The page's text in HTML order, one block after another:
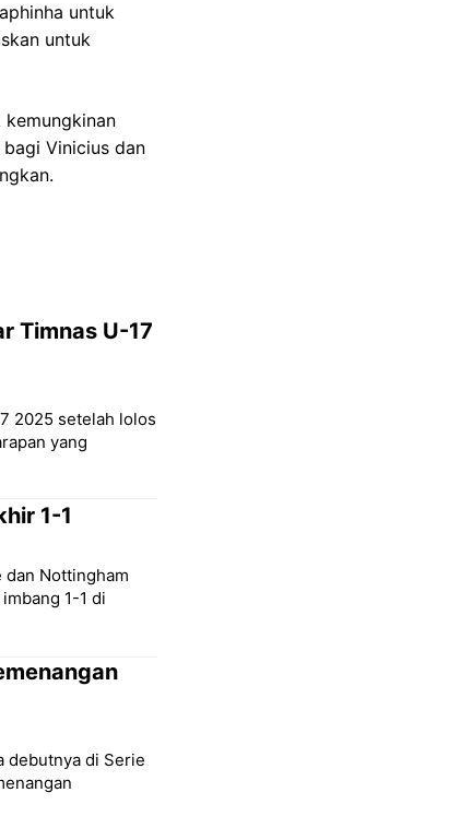
untuk
untuk
kemungkinan
Vinicius dan
Timnas U-17
2025 setelah lolos
yang
1-1
dan Nottingham
1-1 di
debutnya di Serie